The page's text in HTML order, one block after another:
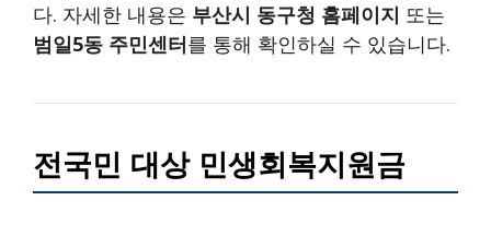
다. 자세한 내용은 부산시 동구청 홈페이지 또는
범일5동 주민센터를 통해 확인하실 수 있습니다.
전국민 대상 민생회복지원금